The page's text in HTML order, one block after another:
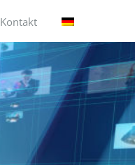
Kontakt